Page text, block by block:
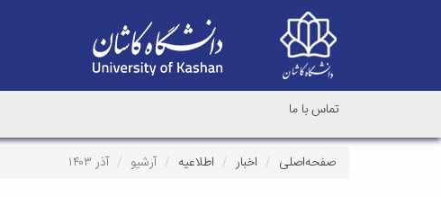
تماس با ما
صفحه‌اصلی اخبار اطلاعیه آرشیو آذر ۱۴۰۳